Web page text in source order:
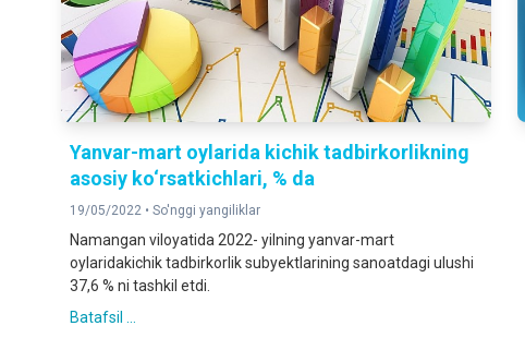
Yanvar-mart oylarida kichik tadbirkorlikning
asosiy ko‘rsatkichlari, % da
19/05/2022 • So'nggi yangiliklar
Namangan viloyatida 2022- yilning yanvar-mart
oylaridakichik tadbirkorlik subyektlarining sanoatdagi ulushi
37,6 % ni tashkil etdi.
Batafsil ...